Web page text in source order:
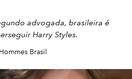
advogada, brasileira é
Harry Styles.
Brasil